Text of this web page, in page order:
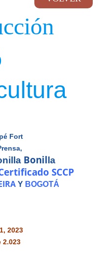
Fort
Bonil la
SCCP
Y BOGOTÁ
2023